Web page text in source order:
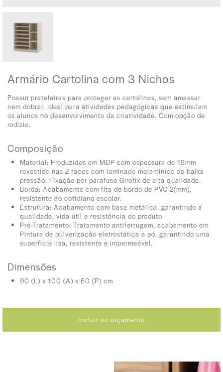
Armário Cartolina com 3 Nichos
Possui prateleiras para proteger as cartolinas, sem amassar
nem dobrar. Ideal para atividades pedagógicas que estimulam
os alunos no desenvolvimento da criatividade. Com opção de
rodízio.
Composição
Material: Produzidos em MDP com espessura de 18mm
revestido nas 2 faces com laminado melaminico de baixa
pressão. Fixação por parafuso Girofix de alta qualidade.
Borda: Acabamento com fita de bordo de PVC 2(mm),
resistente ao cotidiano escolar.
Estrutura: Acabamento com base metálica, garantindo a
qualidade, vida útil e resistência do produto.
Pré-Tratamento: Tratamento antiferrugem, acabamento em
Pintura de pulverização eletrostática a pó, garantindo uma
superfície lisa, resistente e impermeável.
Dimensões
90 (L) x 100 (A) x 60 (P) cm
Incluir no orçamento